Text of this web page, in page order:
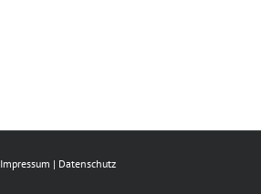
Impressum | Datenschutz